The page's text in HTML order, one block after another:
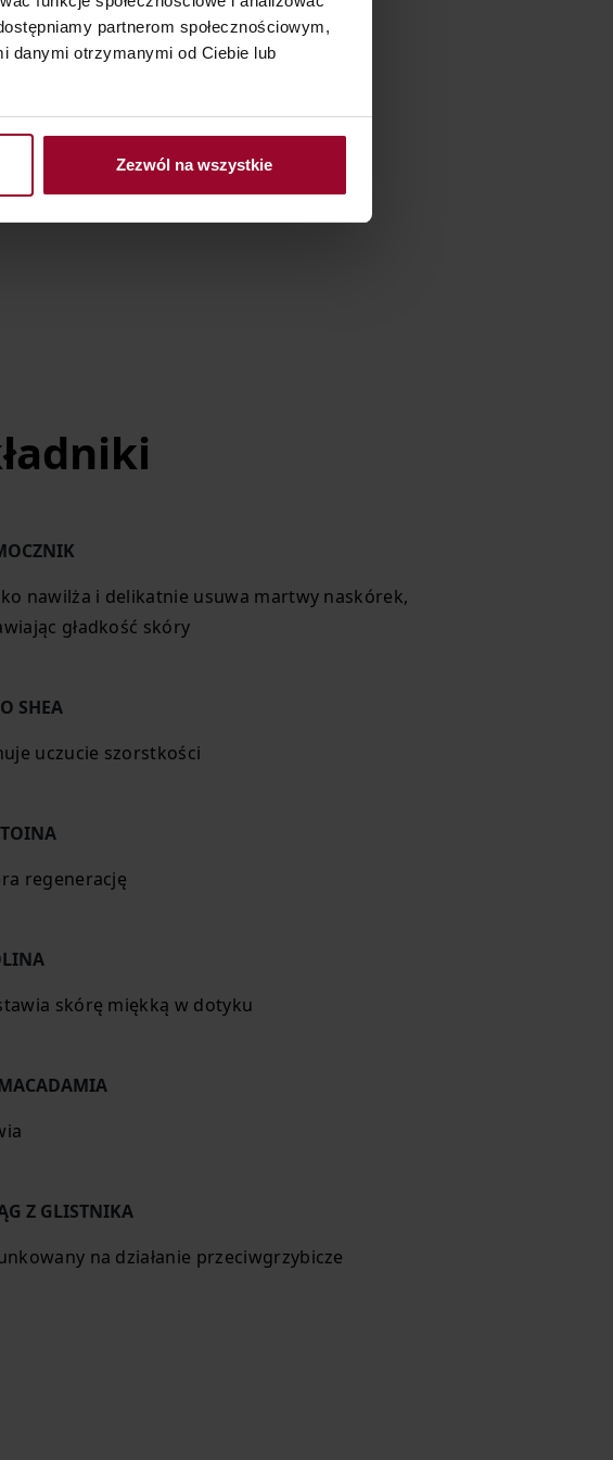
partnerom społecznościowym,
danymi otrzymanymi od Ciebie lub
Zezwól na wszystkie
nawilża i delikatnie usuwa martwy naskórek,
gładkość skóry
SHEA
uczucie szorstkości
regenerację
skórę miękką w dotyku
Z GLISTNIKA
na działanie przeciwgrzybicze